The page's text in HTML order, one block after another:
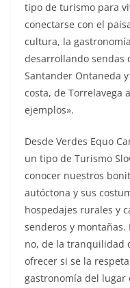
tipo de turismo para
conectarse con el
cultura, la
desarrollando sendas
Santander Ontaneda
costa, de Torrelavega
ejemplos».
Desde Verdes Equo
un tipo de Turismo
conocer nuestros
autóctona y sus
hospedajes rurales y
senderos y
no, de la tranquilidad
ofrecer si se la
gastronomía del lugar